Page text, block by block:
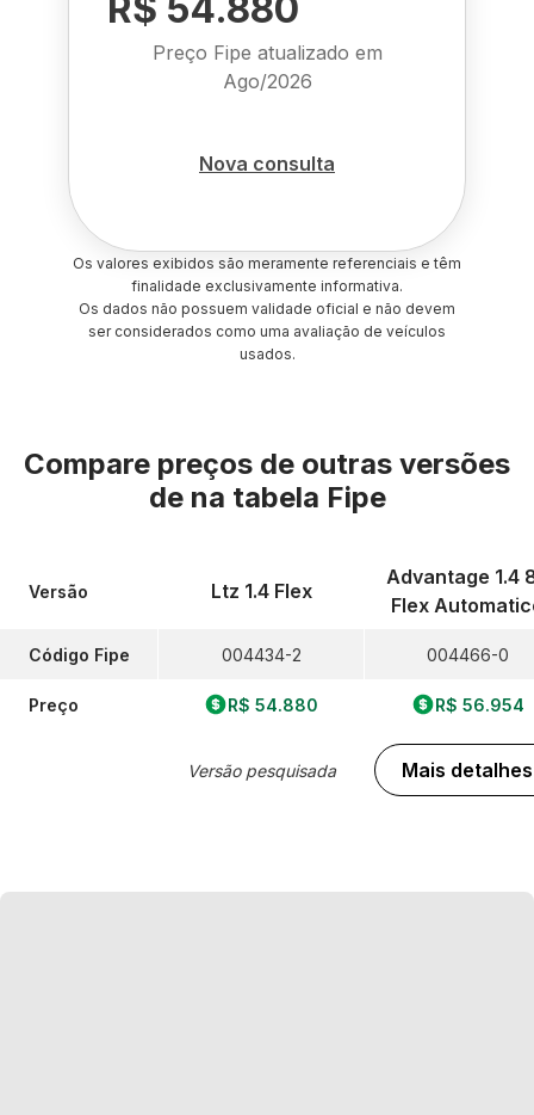
Preço Fipe atualizado em
Ago/2026
Nova consulta
Os valores exibidos são meramente referenciais e têm
finalidade exclusivamente informativa.
Os dados não possuem validade oficial e não devem
ser considerados como uma avaliação de veículos
usados.
Compare preços de outras versões
de na tabela Fipe
Versão
Código Fipe
Preço
Ltz 1.4 Flex
004434-2
R$ 54.880
Versão pesquisada
Advantage 1.4
Flex
004466-0
R$ 56.954
Mais detalhes